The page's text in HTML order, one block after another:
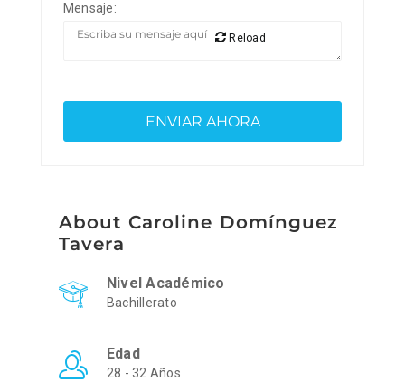
Mensaje:
Reload
About Caroline Domínguez
Tavera
Nivel Académico
Bachillerato
Edad
28 - 32 Años